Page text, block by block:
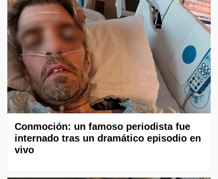
Conmoción: un famoso periodista fue
internado tras un dramático episodio en
vivo